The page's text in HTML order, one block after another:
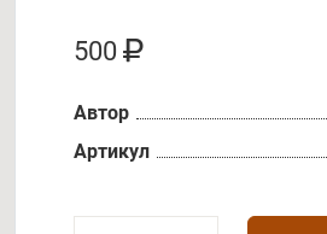
500
Автор
Артикул